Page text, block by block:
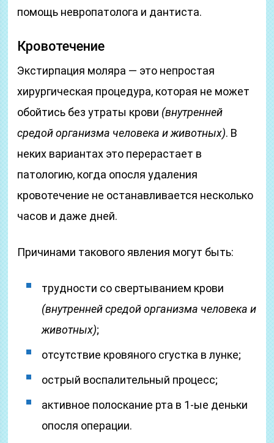
помощь невропатолога и дантиста.
Кровотечение
Экстирпация моляра — это непростая
хирургическая процедура, которая не может
обойтись без утраты крови (внутренней
средой организма человека и животных). В
неких вариантах это перерастает в
патологию, когда опосля удаления
кровотечение не останавливается несколько
часов и даже дней.
Причинами такового явления могут быть:
трудности со свертыванием крови
(внутренней средой организма человека и
животных);
отсутствие кровяного сгустка в лунке;
острый воспалительный процесс;
активное полоскание рта в 1-ые деньки
опосля операции.